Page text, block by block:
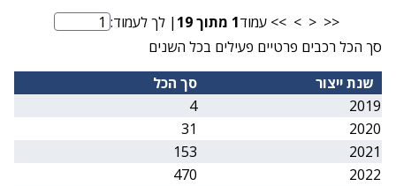
<<
<
>
>> עמוד1 מתוך 19 מספר עמוד
| לך לעמוד:
סך הכל רכבים פרטיים פעילים בכל השנים
שנת ייצור
סך הכל
2019
4
2020
31
2021
153
2022
470